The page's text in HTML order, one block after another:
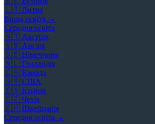
🇱🇹 Литва
Вища освіта →
Середня освіта
🇦🇹 Австрія
🇬🇧 Англія
🇩🇪 Німеччина
🇳🇱 Голландія
🇨🇦 Канада
🇺🇸 США
🇪🇸 Іспанія
🇨🇿 Чехія
🇨🇭 Швейцарія
Середня освіта →